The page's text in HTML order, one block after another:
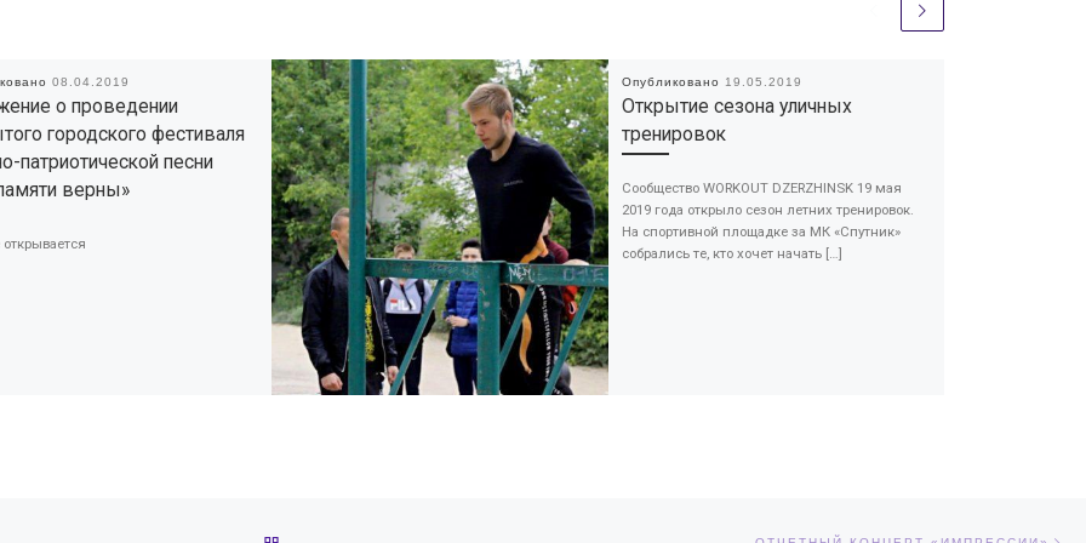
08.04.2019
о проведении
городского фестиваля
патриотической песни
верны»
Опубликовано 19.05.2019
Открытие сезона уличных
тренировок
Сообщество WORKOUT DZERZHINSK 19 мая
2019 года открыло сезон летних тренировок.
На спортивной площадке за МК «Спутник»
собрались те, кто хочет начать […]